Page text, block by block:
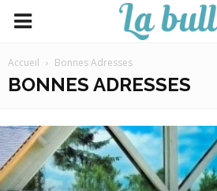
Accueil Bonnes Adresses
BONNES ADRESSES